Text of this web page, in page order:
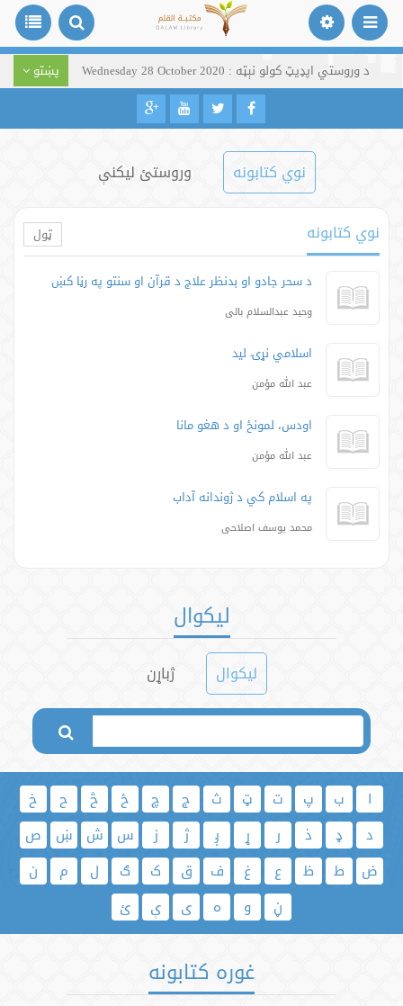
د وروستي اپډیټ کولو نېټه : Wednesday 28 October 2020 پښتو
نوي کتابونه وروستئ لیکنې
نوي کتابونه ټول
د سحر جادو او بدنظر علاج د قرآن او سنتو په رڼا کښ
وحید عبدالسلام بالی
اسلامي نړۍ ليد
عبد الله مؤمن
اودس، لمونځ او د هغو مانا
عبد الله مؤمن
په اسلام کي د ژوندانه آداب
محمد یوسف اصلاحی
لیکوال
لیکوال ژباړن
ا ب پ ت ټ ث ج چ ځ څ ح
خ
د
ډ ذ ر ړ ږ ژ ز س ش ښ
ص
ض
ط ظ ع غ ف ق ک ګ ل م
ن
ڼ
و ه ی ې ئ
غوره کتابونه